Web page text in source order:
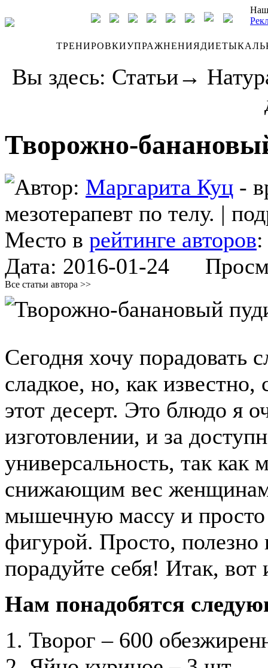
ТРЕНИРОВКИУПРАЖНЕНИЯДИЕТЫ
Вы здесь: Статьи→
Творожно-
Автор: Маргарита Куц -
мезотерапевт по телу. |
Место в рейтинге авторов
Дата: 2016-01-24
Все статьи автора >>
Сегодня хочу порадовать
сладкое, но, как
этот десерт. Это блюдо я
изготовлении, и за
универсальность, так как
снижающим вес
мышечную массу и
фигурой. Просто, полезно
порадуйте себя! Итак, вот
Нам понадобятся
Творог – 600